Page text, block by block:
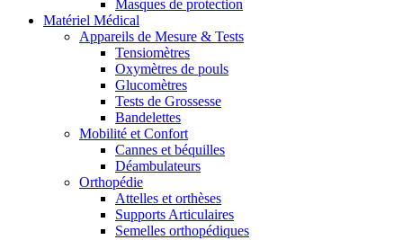
Masques de protection
Matériel Médical
Appareils de Mesure & Tests
Tensiomètres
Oxymètres de pouls
Glucomètres
Tests de Grossesse
Bandelettes
Mobilité et Confort
Cannes et béquilles
Déambulateurs
Orthopédie
Attelles et orthèses
Supports Articulaires
Semelles orthopédiques